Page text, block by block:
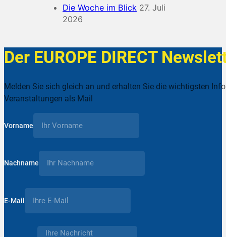
Die Woche im Blick 27. Juli
2026
Der EUROPE DIRECT
Melden Sie sich gleich an und erhalten Sie die wichtigsten
Veranstaltungen als Mail
Vorname
Nachname
E-Mail